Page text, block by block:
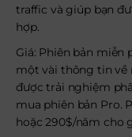
traffic và giúp bạn
hợp.
Giá: Phiên bản miễn
một vài thông tin về
được trải nghiệm
mua phiên bản Pro.
hoặc 290$/năm cho